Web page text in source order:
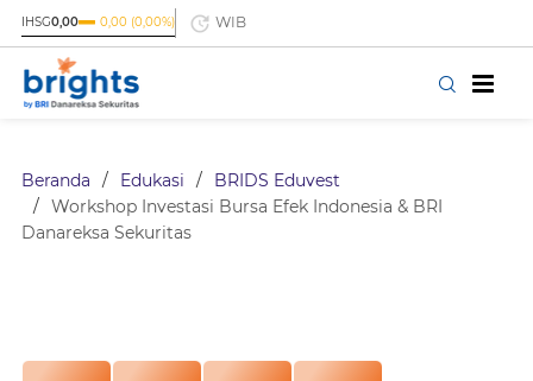
IHSG0,00 0,00 (0,00%) WIB
Beranda / Edukasi /
BRIDS Eduvest
/ Workshop Investasi Bursa Efek Indonesia & BRI
Danareksa Sekuritas